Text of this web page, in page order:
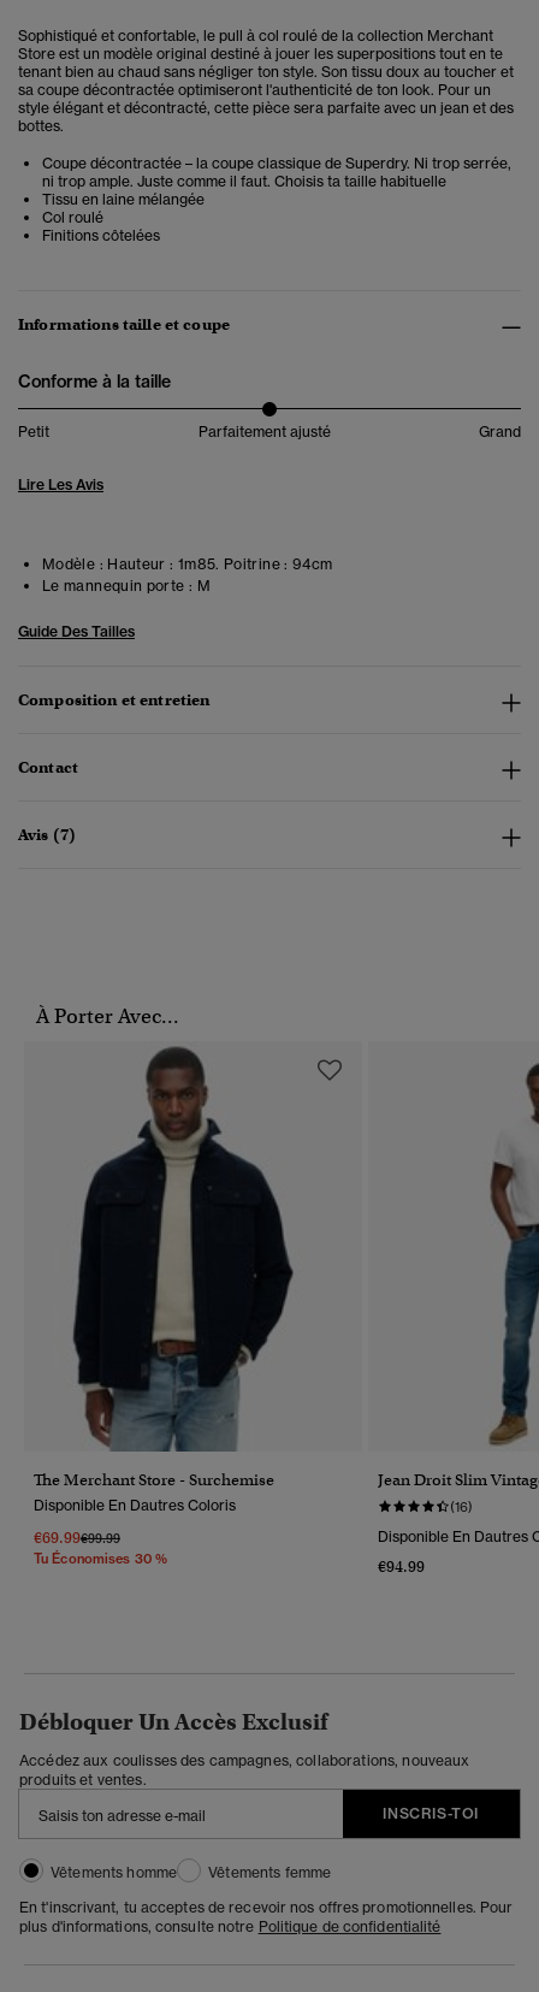
Sophistiqué et confortable, le pull à col roulé de la collection Merchant
Store est un modèle original destiné à jouer les superpositions tout en te
tenant bien au chaud sans négliger ton style. Son tissu doux au toucher et
sa coupe décontractée optimiseront l'authenticité de ton look. Pour un
style élégant et décontracté, cette pièce sera parfaite avec un jean et des
bottes.
Coupe décontractée – la coupe classique de Superdry. Ni trop serrée,
ni trop ample. Juste comme il faut. Choisis ta taille habituelle
Tissu en laine mélangée
Col roulé
Finitions côtelées
Informations taille et coupe
Conforme à la taille
Petit Parfaitement ajusté Grand
Lire Les Avis
Modèle : Hauteur : 1m85. Poitrine : 94cm
Le mannequin porte : M
Guide Des Tailles
Composition et entretien
Contact
Avis (7)
À Porter Avec...
The Merchant Store - Surchemise
Disponible En Dautres Coloris
€69.99Prix Réduit De
€99.99À
Tu Économises 30 %
Jean Droit Slim
(16)
Disponible En Dautres
€94.99
Débloquer Un Accès Exclusif
Accédez aux coulisses des campagnes, collaborations, nouveaux
produits et ventes.
INSCRIS-TOI
Vêtements homme
Vêtements femme
En t'inscrivant, tu acceptes de recevoir nos offres promotionnelles. Pour
plus d'informations, consulte notre Politique de confidentialité